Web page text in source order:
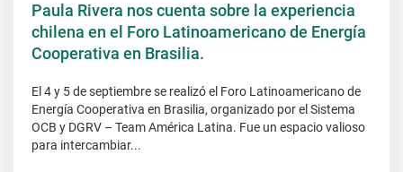
Paula Rivera nos cuenta sobre la experiencia
chilena en el Foro Latinoamericano de Energía
Cooperativa en Brasilia.
El 4 y 5 de septiembre se realizó el Foro Latinoamericano de
Energía Cooperativa en Brasilia, organizado por el Sistema
OCB y DGRV – Team América Latina. Fue un espacio valioso
para intercambiar...